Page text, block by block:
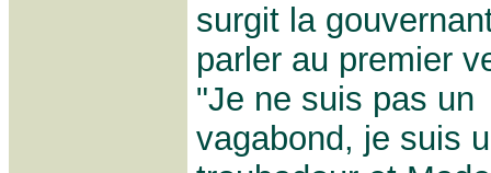
surgit la
parler au premier
"Je ne suis pas un
vagabond, je suis